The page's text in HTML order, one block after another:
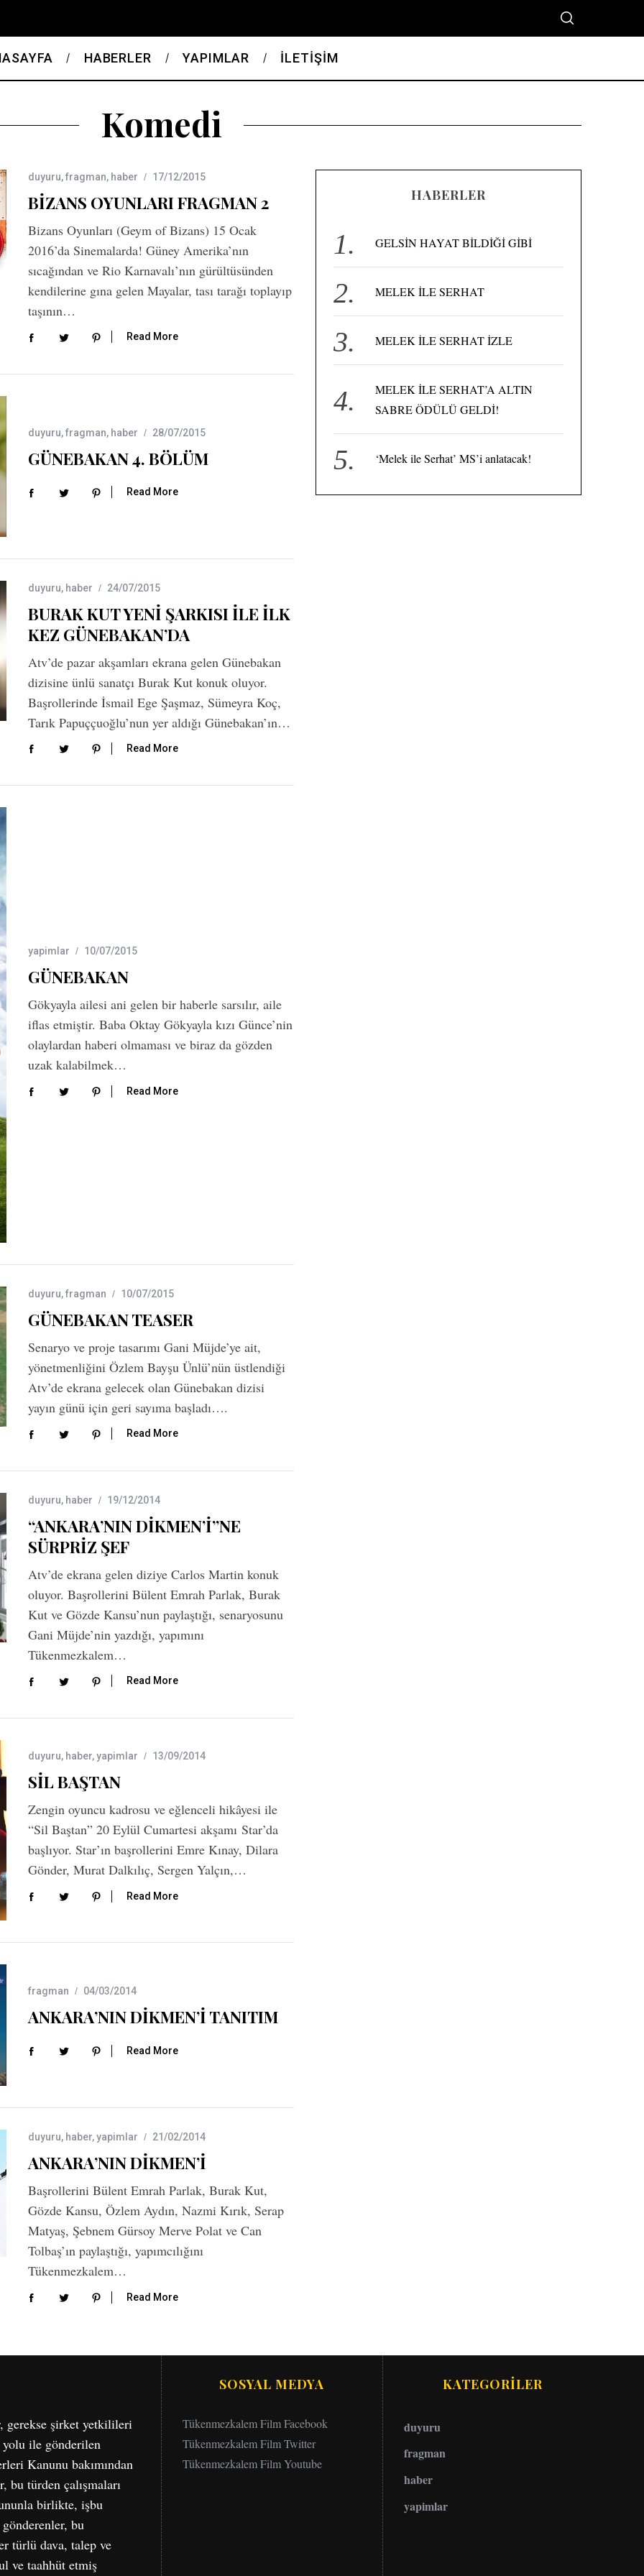
HABERLER YAPIMLAR İLETİŞİM
Komedi
duyuru,fragman, haber 17/12/2015
BİZANS OYUNLARI FRAGMAN 2
Bizans Oyunları (Geym of Bizans) 15 Ocak
2016’da Sinemalarda! Güney Amerika’nın
sıcağından ve Rio Karnavalı’nın gürültüsünden
kendilerine gına gelen Mayalar, tası tarağı toplayıp
taşının…
Read More
duyuru,fragman, haber 28/07/2015
GÜNEBAKAN 4. BÖLÜM
Read More
duyuru, haber 24/07/2015
BURAK KUT YENİ ŞARKISI İLE İLK
KEZ GÜNEBAKAN’DA
Atv’de pazar akşamları ekrana gelen Günebakan
dizisine ünlü sanatçı Burak Kut konuk oluyor.
Başrollerinde İsmail Ege Şaşmaz, Sümeyra Koç,
Tarık Papuççuoğlu’nun yer aldığı Günebakan’ın…
Read More
yapimlar 10/07/2015
GÜNEBAKAN
Gökyayla ailesi ani gelen bir haberle sarsılır, aile
iflas etmiştir. Baba Oktay Gökyayla kızı Günce’nin
olaylardan haberi olmaması ve biraz da gözden
uzak kalabilmek…
Read More
duyuru,fragman 10/07/2015
GÜNEBAKAN TEASER
Senaryo ve proje tasarımı Gani Müjde’ye ait,
yönetmenliğini Özlem Bayşu Ünlü’nün üstlendiği
Atv’de ekrana gelecek olan Günebakan dizisi
yayın günü için geri sayıma başladı….
Read More
duyuru, haber 19/12/2014
“ANKARA’NIN DİKMEN’İ”NE
SÜRPRİZ ŞEF
Atv’de ekrana gelen diziye Carlos Martin konuk
oluyor. Başrollerini Bülent Emrah Parlak, Burak
Kut ve Gözde Kansu’nun paylaştığı, senaryosunu
Gani Müjde’nin yazdığı, yapımını
Tükenmezkalem…
Read More
duyuru, haber,yapimlar 13/09/2014
SİL BAŞTAN
Zengin oyuncu kadrosu ve eğlenceli hikâyesi ile
“Sil Baştan” 20 Eylül Cumartesi akşamı Star’da
başlıyor. Star’ın başrollerini Emre Kınay, Dilara
Gönder, Murat Dalkılıç, Sergen Yalçın,…
Read More
fragman 04/03/2014
ANKARA’NIN DİKMEN’İ TANITIM
Read More
duyuru, haber,yapimlar 21/02/2014
ANKARA’NIN DİKMEN’İ
Başrollerini Bülent Emrah Parlak, Burak Kut,
Gözde Kansu, Özlem Aydın, Nazmi Kırık, Serap
Matyaş, Şebnem Gürsoy Merve Polat ve Can
Tolbaş’ın paylaştığı, yapımcılığını
Tükenmezkalem…
Read More
HABERLER
GELSİN HAYAT BİLDİĞİ GİBİ
MELEK İLE SERHAT
MELEK İLE SERHAT İZLE
MELEK İLE SERHAT’A ALTIN
SABRE ÖDÜLÜ GELDİ!
‘Melek ile Serhat’ MS’i anlatacak!
gerekse şirket yetkilileri
yolu ile gönderilen
Kanunu bakımından
türden çalışmaları
birlikte, işbu
bu
türlü dava, talep ve
ve taahhüt etmiş
SOSYAL MEDYA
Tükenmezkalem Film Facebook
Tükenmezkalem Film Twitter
Tükenmezkalem Film Youtube
KATEGORİLER
duyuru
fragman
haber
yapimlar